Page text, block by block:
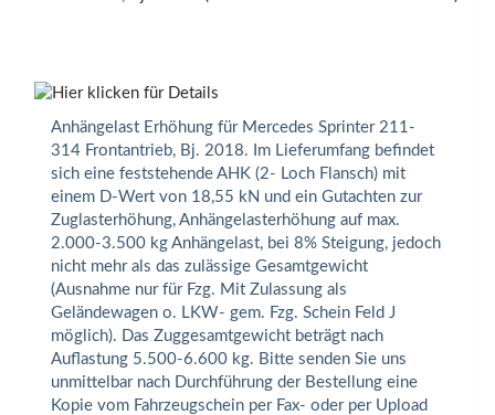
Anhängelast Erhöhung für Mercedes Sprinter 211-
314 Frontantrieb, Bj. 2018. Im Lieferumfang befindet
sich eine feststehende AHK (2- Loch Flansch) mit
einem D-Wert von 18,55 kN und ein Gutachten zur
Zuglasterhöhung, Anhängelasterhöhung auf max.
2.000-3.500 kg Anhängelast, bei 8% Steigung, jedoch
nicht mehr als das zulässige Gesamtgewicht
(Ausnahme nur für Fzg. Mit Zulassung als
Geländewagen o. LKW- gem. Fzg. Schein Feld J
möglich). Das Zuggesamtgewicht beträgt nach
Auflastung 5.500-6.600 kg. Bitte senden Sie uns
unmittelbar nach Durchführung der Bestellung eine
Kopie vom Fahrzeugschein per Fax- oder per Upload